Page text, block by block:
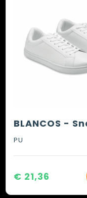
PU
€ 21,36